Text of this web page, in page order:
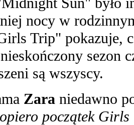
nocy w
Trip" pokazuje,
sezon
są wszyscy.
Zara niedawno
początek